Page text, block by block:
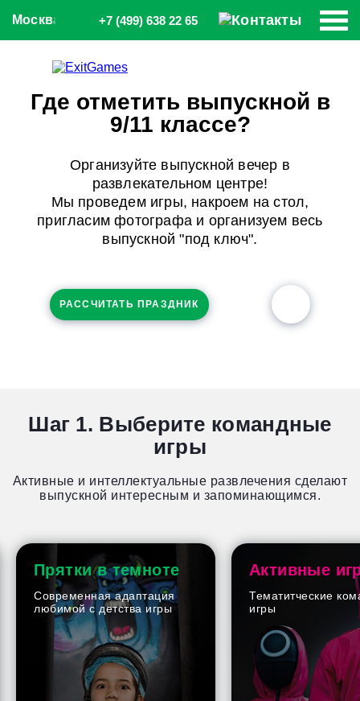
Москва +7 (499) 638 22 65
Где отметить выпускной в
9/11 классе?
Организуйте выпускной вечер в
развлекательном центре!
Мы проведем игры, накроем на стол,
пригласим фотографа и организуем весь
выпускной "под ключ".
РАССЧИТАТЬ ПРАЗДНИК
Шаг 1. Выберите командные
игры
Активные и интеллектуальные развлечения сделают
выпускной интересным и запоминающимся.
Прятки в темноте
Современная адаптация
любимой с детства игры
Активные
Тематитческие
игры